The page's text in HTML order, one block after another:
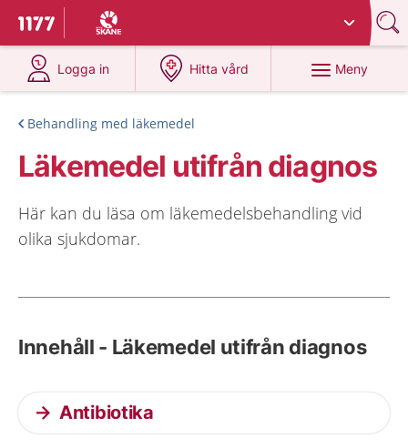
Till startsidan för 1177
Du har valt region
Logga in
på 1177.se
Hitta vård
på 1177.se
Meny
Behandling med läkemedel
Läkemedel utifrån diagnos
Här kan du läsa om läkemedelsbehandling vid
olika sjukdomar.
Innehåll - Läkemedel utifrån diagnos
Antibiotika